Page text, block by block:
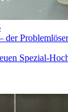
Spezial-